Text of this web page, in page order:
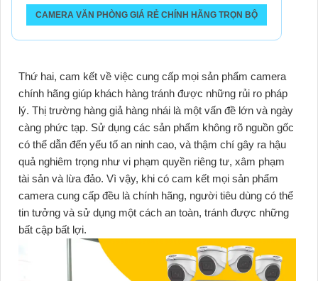
CAMERA VĂN PHÒNG GIÁ RẺ CHÍNH HÃNG TRỌN BỘ
Thứ hai, cam kết về việc cung cấp mọi sản phẩm camera
chính hãng giúp khách hàng tránh được những rủi ro pháp
lý. Thị trường hàng giả hàng nhái là một vấn đề lớn và ngày
càng phức tạp. Sử dụng các sản phẩm không rõ nguồn gốc
có thể dẫn đến yếu tố an ninh cao, và thậm chí gây ra hậu
quả nghiêm trọng như vi phạm quyền riêng tư, xâm phạm
tài sản và lừa đảo. Vì vậy, khi có cam kết mọi sản phẩm
camera cung cấp đều là chính hãng, người tiêu dùng có thể
tin tưởng và sử dụng một cách an toàn, tránh được những
bất cập bất lợi.